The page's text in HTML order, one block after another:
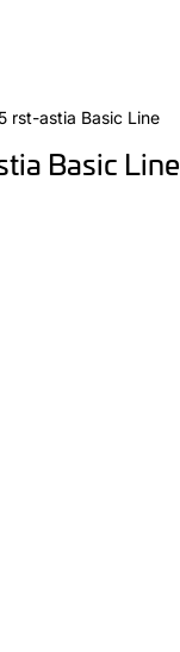
rst-astia Basic Line
Basic Line